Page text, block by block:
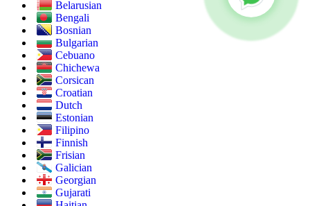
Belarusian
Bengali
Bosnian
Bulgarian
Cebuano
Chichewa
Corsican
Croatian
Dutch
Estonian
Filipino
Finnish
Frisian
Galician
Georgian
Gujarati